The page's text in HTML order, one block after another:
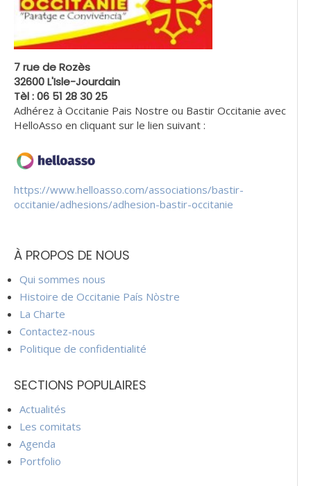
7 rue de Rozès
32600 L'Isle-Jourdain
Tèl : 06 51 28 30 25
Adhérez à Occitanie Pais Nostre ou Bastir Occitanie avec
HelloAsso en cliquant sur le lien suivant :
https://www.helloasso.com/associations/bastir-
occitanie/adhesions/adhesion-bastir-occitanie
À PROPOS DE NOUS
Qui sommes nous
Histoire de Occitanie País Nòstre
La Charte
Contactez-nous
Politique de confidentialité
SECTIONS POPULAIRES
Actualités
Les comitats
Agenda
Portfolio